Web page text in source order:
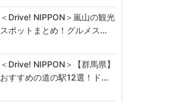
＜Drive! NIPPON＞嵐山の観光
スポットまとめ！グルメス…
＜Drive! NIPPON＞【群馬県】
おすすめの道の駅12選！ド…